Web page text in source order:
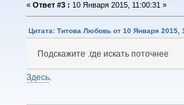
« Ответ #3 : 10 Января 2015, 11:00:31 »
Цитата: Титова Любовь от 10 Января 2015,
Подскажите .где искать поточнее
Здесь.